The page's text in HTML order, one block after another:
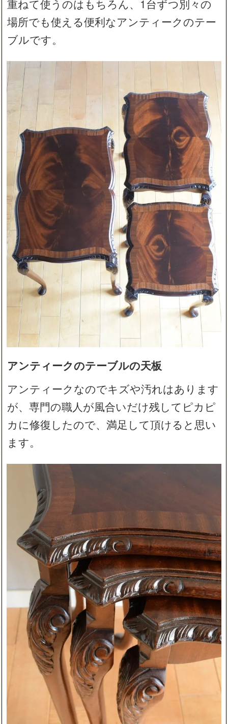
重ねて使うのはもちろん、1台ずつ別々の
場所でも使える便利なアンティークのテー
ブルです。
アンティークのテーブルの天板
アンティークなのでキズや汚れはあります
が、専門の職人が風合いだけ残してピカピ
カに修復したので、満足して頂けると思い
ます。